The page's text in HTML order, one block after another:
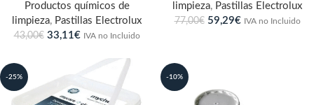
Productos químicos de
limpieza, Pastillas Electrolux
43,00€ 33,11€ IVA no Incluido
limpieza, Pastillas Electrolux
77,00€ 59,29€ IVA no Incluido
-25% -10%